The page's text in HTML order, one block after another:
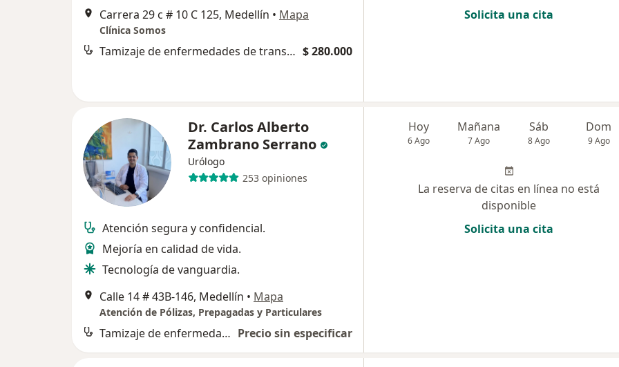
Carrera 29 c # 10 C 125, Medellín • Mapa
Clínica Somos
Tamizaje de enfermedades de transmisión sexual $ 280.000
Solicita una cita
Dr. Carlos Alberto
Zambrano Serrano
Urólogo
253 opiniones
Atención segura y confidencial.
Mejoría en calidad de vida.
Tecnología de vanguardia.
Calle 14 # 43B-146, Medellín • Mapa
Atención de Pólizas, Prepagadas y Particulares
Tamizaje de enfermedades de transmisión sexual Precio sin especificar
Hoy
6 Ago
Mañana
7 Ago
Sáb
8 Ago
Dom
9 Ago
La reserva de citas en línea no está
disponible
Solicita una cita